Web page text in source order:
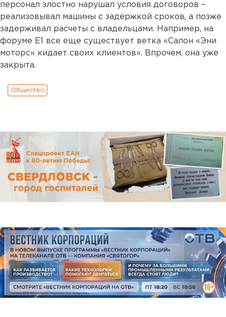
персонал злостно нарушал условия договоров –
реализовывал машины с задержкой сроков, а позже
задерживал расчеты с владельцами. Например, на
форуме Е1 все еще существует ветка «Салон «Эни
моторс» кидает своих клиентов». Впрочем, она уже
закрыта.
Общество